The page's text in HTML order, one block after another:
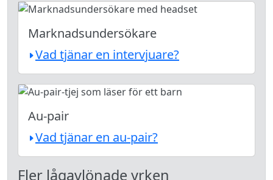
Marknadsundersökare
Vad tjänar en intervjuare?
Au-pair
Vad tjänar en au-pair?
Fler lågavlönade yrken